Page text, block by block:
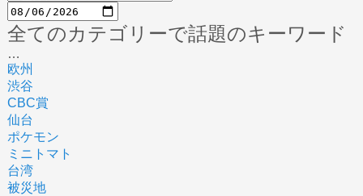
全てのカテゴリーで話題のキーワード
…
欧州
渋谷
CBC賞
仙台
ポケモン
ミニトマト
台湾
被災地